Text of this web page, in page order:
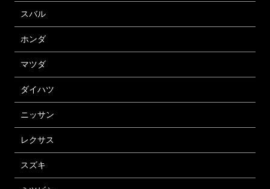
スバル
ホンダ
マツダ
ダイハツ
ニッサン
レクサス
スズキ